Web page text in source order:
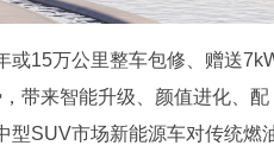
或15万公里整车包修、赠送
带来智能升级、颜值进化、配
型SUV市场新能源车对传统燃